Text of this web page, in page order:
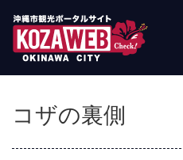
沖縄市観光ポータルコ
縄市コザの表も裏も楽
コザの裏側